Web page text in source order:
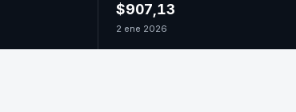
$907,13
2 ene 2026